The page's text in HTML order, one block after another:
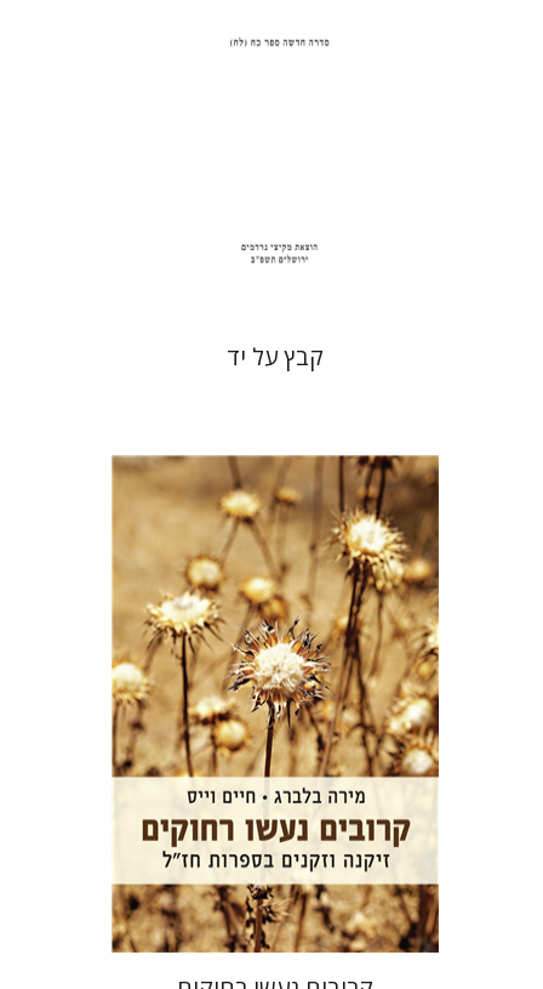
$39
$35
קבץ על יד
חיים וייס מירה בלברג
הנחת אתר ספר מודפס
$35
$32